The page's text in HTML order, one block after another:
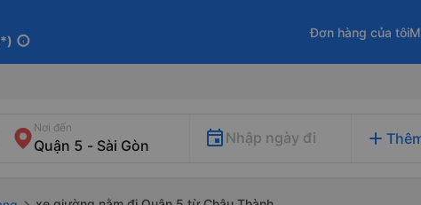
info
Đơn hàng của tôi
Nơi đến
Nhập ngày đi add